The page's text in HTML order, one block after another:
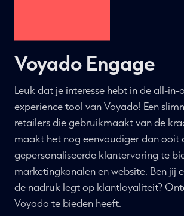
Voyado Engage
Leuk dat je interesse hebt in de all-in-
experience tool van Voyado! Een
retailers die gebruikmaakt van de
maakt het nog eenvoudiger dan ooit
gepersonaliseerde klantervaring te
marketingkanalen en website. Ben jij
de nadruk legt op klantloyaliteit?
Voyado te bieden heeft.